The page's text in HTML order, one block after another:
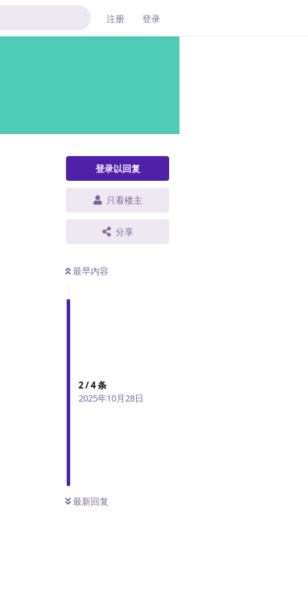
注册 登录
登录以回复
只看楼主
分享
最早内容
2/4条
2025年10月28日
最新回复